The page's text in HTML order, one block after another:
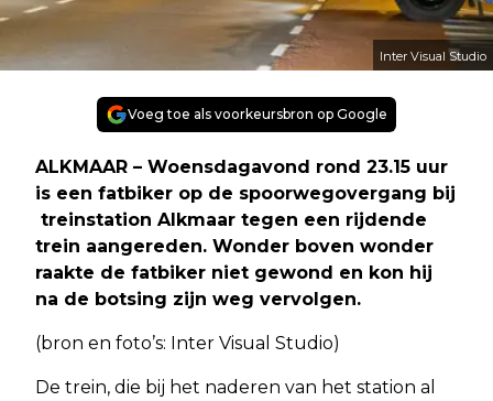
Inter Visual Studio
Voeg toe als voorkeursbron op Google
ALKMAAR – Woensdagavond rond 23.15 uur
is een fatbiker op de spoorwegovergang bij
treinstation Alkmaar tegen een rijdende
trein aangereden. Wonder boven wonder
raakte de fatbiker niet gewond en kon hij
na de botsing zijn weg vervolgen.
(bron en foto’s: Inter Visual Studio)
De trein, die bij het naderen van het station al